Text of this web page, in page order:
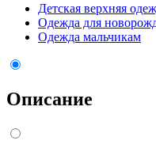
Детская верхняя
Одежда для
Одежда мальчикам
Описание